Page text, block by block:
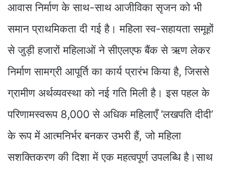
आवास निर्माण के साथ-साथ आजीविका सृजन को भी
समान प्राथमिकता दी गई है। महिला स्व-सहायता समूहों
से जुड़ी हजारों महिलाओं ने सीएलएफ बैंक से ऋण लेकर
निर्माण सामग्री आपूर्ति का कार्य प्रारंभ किया है, जिससे
ग्रामीण अर्थव्यवस्था को नई गति मिली है। इस पहल के
परिणामस्वरूप 8,000 से अधिक महिलाएँ ‘लखपति दीदी’
के रूप में आत्मनिर्भर बनकर उभरी हैं, जो महिला
सशक्तिकरण की दिशा में एक महत्वपूर्ण उपलब्धि है।साथ